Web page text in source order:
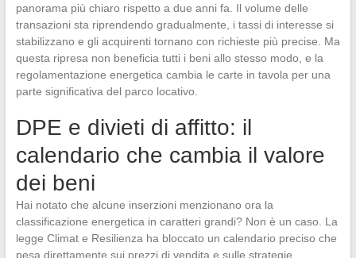
panorama più chiaro rispetto a due anni fa. Il volume delle
transazioni sta riprendendo gradualmente, i tassi di interesse si
stabilizzano e gli acquirenti tornano con richieste più precise. Ma
questa ripresa non beneficia tutti i beni allo stesso modo, e la
regolamentazione energetica cambia le carte in tavola per una
parte significativa del parco locativo.
DPE e divieti di affitto: il
calendario che cambia il valore
dei beni
Hai notato che alcune inserzioni menzionano ora la
classificazione energetica in caratteri grandi? Non è un caso. La
legge Climat e Resilienza ha bloccato un calendario preciso che
pesa direttamente sui prezzi di vendita e sulle strategie